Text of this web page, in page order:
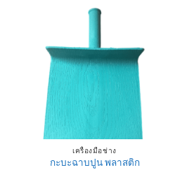
เครื่องมือช่าง
กะบะฉาบปูน พลาสติก